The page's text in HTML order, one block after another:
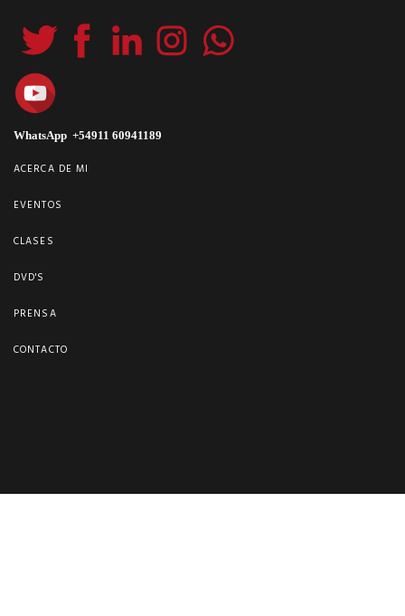
WhatsApp +54911 60941189
ACERCA DE MI
EVENTOS
CLASES
DVD'S
PRENSA
CONTACTO